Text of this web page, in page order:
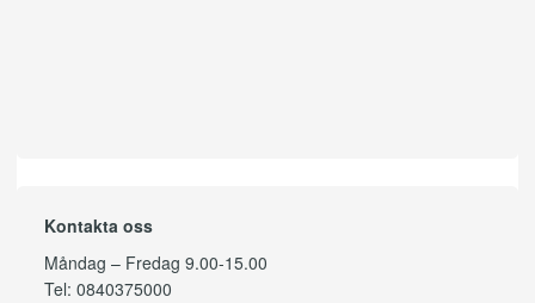
Kontakta oss
Måndag – Fredag 9.00-15.00
Tel: 0840375000